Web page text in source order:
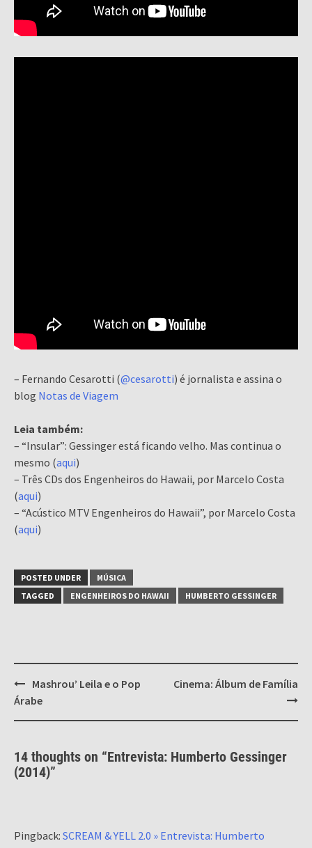
– Fernando Cesarotti (@cesarotti) é jornalista e assina o
blog Notas de Viagem
Leia também:
– “Insular”: Gessinger está ficando velho. Mas continua o
mesmo (aqui)
– Três CDs dos Engenheiros do Hawaii, por Marcelo Costa
(aqui)
– “Acústico MTV Engenheiros do Hawaii”, por Marcelo Costa
(aqui)
POSTED UNDER
MÚSICA
TAGGED
ENGENHEIROS DO HAWAII HUMBERTO GESSINGER
Post
navigation
Mashrou’ Leila e o Pop
Árabe
Cinema: Álbum de Família
14 thoughts on “Entrevista: Humberto Gessinger
(2014)”
Pingback: SCREAM & YELL 2.0 » Entrevista: Humberto